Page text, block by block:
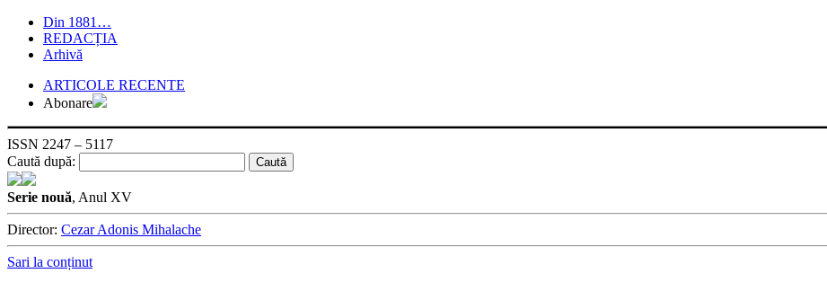
Din 1881…
REDACȚIA
Arhivă
ARTICOLE RECENTE
Abonare
ISSN 2247 – 5117
Caută după:
Serie nouă, Anul XV
Director: Cezar Adonis Mihalache
Sari la conținut